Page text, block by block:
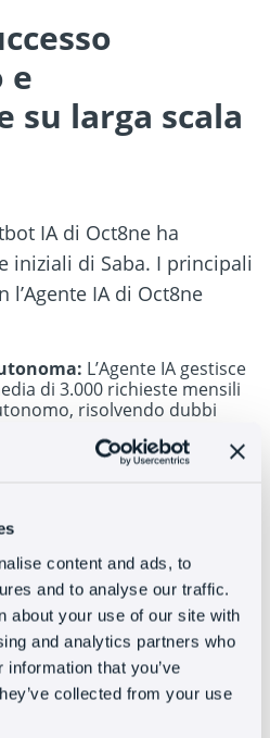
content and ads, to
and to analyse our traffic.
about your use of our site with
and analytics partners who
that you’ve
collected from your use
e
su larga scala
IA di Oct8ne ha
iniziali di Saba. I principali
IA di Oct8ne
L’Agente IA gestisce
di 3.000 richieste mensili
risolvendo dubbi
È stata ottenuta una
nel volume delle richieste
da parte degli utenti:
positivo,
valutazioni soddisfacenti. Gli
ogni cosa, la rapidità e
Copertura del servizio di
digitale.
e impatto commerciale:
fosse offrire informazioni in
il chatbot si è trasformato